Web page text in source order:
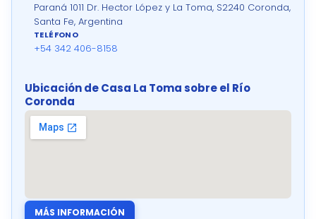
Paraná 1011 Dr. Hector López y La Toma, S2240 Coronda,
Santa Fe, Argentina
TELÉFONO
+54 342 406-8158
Ubicación de Casa La Toma sobre el Río
Coronda
MÁS INFORMACIÓN